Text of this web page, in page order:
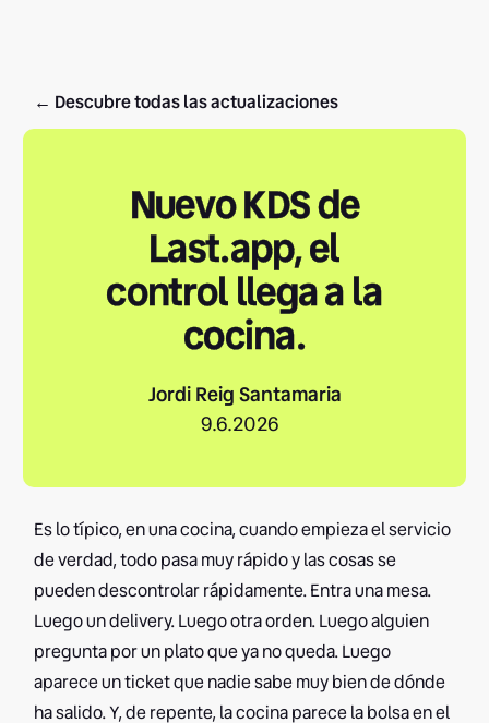
← Descubre todas las actualizaciones
Nuevo KDS de
Last.app, el
control llega a la
cocina.
Jordi Reig Santamaria
9.6.2026
Es lo típico, en una cocina, cuando empieza el servicio
de verdad, todo pasa muy rápido y las cosas se
pueden descontrolar rápidamente. Entra una mesa.
Luego un delivery. Luego otra orden. Luego alguien
pregunta por un plato que ya no queda. Luego
aparece un ticket que nadie sabe muy bien de dónde
ha salido. Y, de repente, la cocina parece la bolsa en el